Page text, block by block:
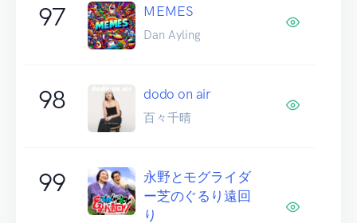
97 MEMES
Dan Ayling
98 dodo on air
百々千晴
99
永野とモグライダ
ー芝のぐるり遠回
り